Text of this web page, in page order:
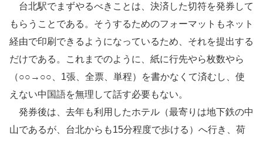
台北駅でまずやるべきことは、決済した切符を発券して
もらうことである。そうするためのフォーマットもネット
経由で印刷できるようになっているため、それを提出する
だけである。これまでのように、紙に行先やら枚数やら
（○○→○○、1張、全票、単程）を書かなくて済むし、使
えない中国語を無理して話す必要もない。
発券後は、去年も利用したホテル（最寄りは地下鉄の中
山であるが、台北からも15分程度で歩ける）へ行き、荷